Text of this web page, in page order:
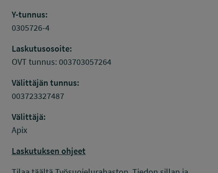
Y-tunnus:
0305726-4
Laskutusosoite:
OVT tunnus: 003703057264
Välittäjän tunnus:
003723327487
Välittäjä:
Apix
Laskutuksen ohjeet